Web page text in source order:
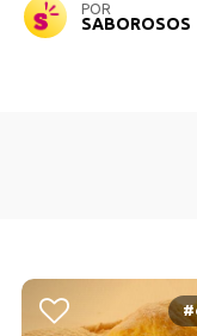
POR
SABOROSOS